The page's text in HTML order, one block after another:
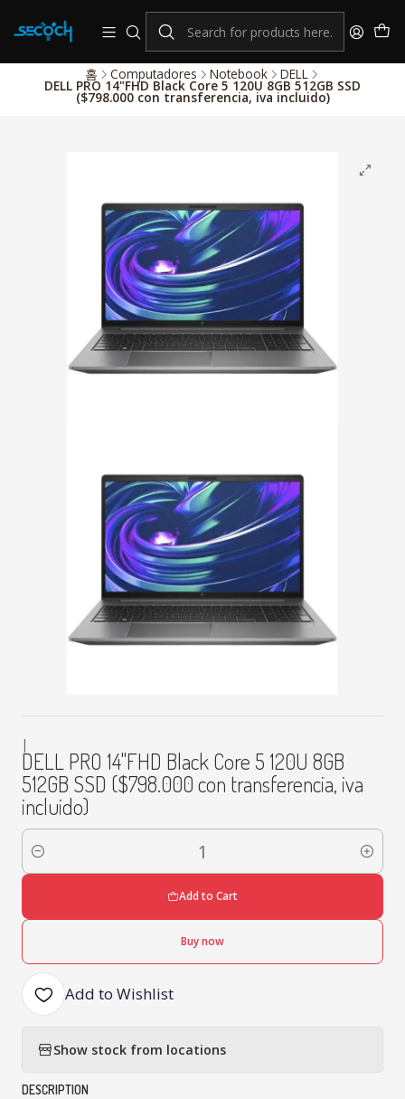
consulta por nuestros productos Hikvision
Sistema de alarmas y Control de Accesos
홈 Computadores Notebook DELL
DELL PRO 14"FHD Black Core 5 120U 8GB 512GB SSD
($798.000 con transferencia, iva incluido)
|
DELL PRO 14"FHD Black Core 5 120U 8GB
512GB SSD ($798.000 con transferencia, iva
incluido)
Quantity
Add to Cart
Buy now
Add to Wishlist
Show stock from locations
DESCRIPTION